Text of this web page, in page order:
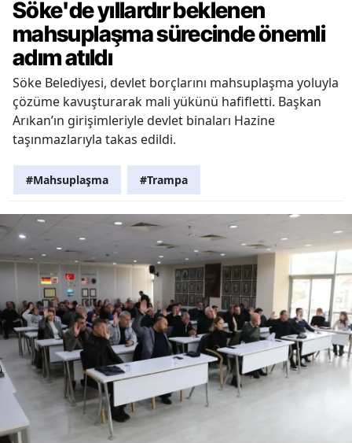
Söke'de yıllardır beklenen
mahsuplaşma sürecinde önemli
adım atıldı
Söke Belediyesi, devlet borçlarını mahsuplaşma yoluyla
çözüme kavuşturarak mali yükünü hafifletti. Başkan
Arıkan’ın girişimleriyle devlet binaları Hazine
taşınmazlarıyla takas edildi.
#Mahsuplaşma #Trampa